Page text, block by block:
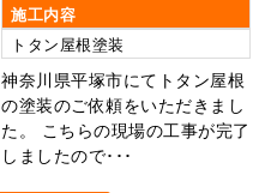
施工内容
トタン屋根塗装
神奈川県平塚市にてトタン屋根
の塗装のご依頼をいただきまし
た。 こちらの現場の工事が完了
しましたので･･･